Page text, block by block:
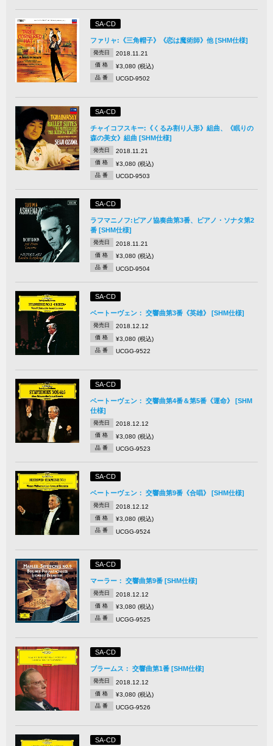
SA-CD
ファリャ:《三角帽子》《恋は魔術師》他 [SHM仕様]
発売日 2018.11.21
価 格 ¥3,080 (税込)
品 番 UCGD-9502
SA-CD
チャイコフスキー:《くるみ割り人形》組曲、《眠りの
森の美女》組曲 [SHM仕様]
発売日 2018.11.21
価 格 ¥3,080 (税込)
品 番 UCGD-9503
SA-CD
ラフマニノフ:ピアノ協奏曲第3番、ピアノ・ソナタ第2
番 [SHM仕様]
発売日 2018.11.21
価 格 ¥3,080 (税込)
品 番 UCGD-9504
SA-CD
ベートーヴェン： 交響曲第3番《英雄》 [SHM仕様]
発売日 2018.12.12
価 格 ¥3,080 (税込)
品 番 UCGG-9522
SA-CD
ベートーヴェン： 交響曲第4番＆第5番《運命》 [SHM
仕様]
発売日 2018.12.12
価 格 ¥3,080 (税込)
品 番 UCGG-9523
SA-CD
ベートーヴェン： 交響曲第9番《合唱》 [SHM仕様]
発売日 2018.12.12
価 格 ¥3,080 (税込)
品 番 UCGG-9524
SA-CD
マーラー： 交響曲第9番 [SHM仕様]
発売日 2018.12.12
価 格 ¥3,080 (税込)
品 番 UCGG-9525
SA-CD
ブラームス： 交響曲第1番 [SHM仕様]
発売日 2018.12.12
価 格 ¥3,080 (税込)
品 番 UCGG-9526
SA-CD